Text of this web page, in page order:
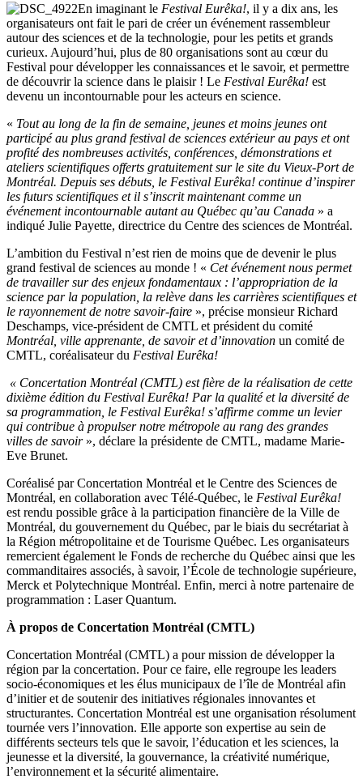
En imaginant le Festival Eurêka!, il y a dix ans, les
organisateurs ont fait le pari de créer un événement rassembleur
autour des sciences et de la technologie, pour les petits et grands
curieux. Aujourd’hui, plus de 80 organisations sont au cœur du
Festival pour développer les connaissances et le savoir, et permettre
de découvrir la science dans le plaisir ! Le Festival Eurêka! est
devenu un incontournable pour les acteurs en science.
« Tout au long de la fin de semaine, jeunes et moins jeunes ont
participé au plus grand festival de sciences extérieur au pays et ont
profité des nombreuses activités, conférences, démonstrations et
ateliers scientifiques offerts gratuitement sur le site du Vieux-Port de
Montréal. Depuis ses débuts, le Festival Eurêka! continue d’inspirer
les futurs scientifiques et il s’inscrit maintenant comme un
événement incontournable autant au Québec qu’au Canada » a
indiqué Julie Payette, directrice du Centre des sciences de Montréal.
L’ambition du Festival n’est rien de moins que de devenir le plus
grand festival de sciences au monde ! « Cet événement nous permet
de travailler sur des enjeux fondamentaux : l’appropriation de la
science par la population, la relève dans les carrières scientifiques et
le rayonnement de notre savoir-faire », précise monsieur Richard
Deschamps, vice-président de CMTL et président du comité
Montréal, ville apprenante, de savoir et d’innovation un comité de
CMTL, coréalisateur du Festival Eurêka!
« Concertation Montréal (CMTL) est fière de la réalisation de cette
dixième édition du Festival Eurêka! Par la qualité et la diversité de
sa programmation, le Festival Eurêka! s’affirme comme un levier
qui contribue à propulser notre métropole au rang des grandes
villes de savoir », déclare la présidente de CMTL, madame Marie-
Eve Brunet.
Coréalisé par Concertation Montréal et le Centre des Sciences de
Montréal, en collaboration avec Télé-Québec, le Festival Eurêka!
est rendu possible grâce à la participation financière de la Ville de
Montréal, du gouvernement du Québec, par le biais du secrétariat à
la Région métropolitaine et de Tourisme Québec. Les organisateurs
remercient également le Fonds de recherche du Québec ainsi que les
commanditaires associés, à savoir, l’École de technologie supérieure,
Merck et Polytechnique Montréal. Enfin, merci à notre partenaire de
programmation : Laser Quantum.
À propos de Concertation Montréal (CMTL)
Concertation Montréal (CMTL) a pour mission de développer la
région par la concertation. Pour ce faire, elle regroupe les leaders
socio-économiques et les élus municipaux de l’île de Montréal afin
d’initier et de soutenir des initiatives régionales innovantes et
structurantes. Concertation Montréal est une organisation résolument
tournée vers l’innovation. Elle apporte son expertise au sein de
différents secteurs tels que le savoir, l’éducation et les sciences, la
jeunesse et la diversité, la gouvernance, la créativité numérique,
l’environnement et la sécurité alimentaire.